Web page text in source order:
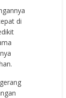
di